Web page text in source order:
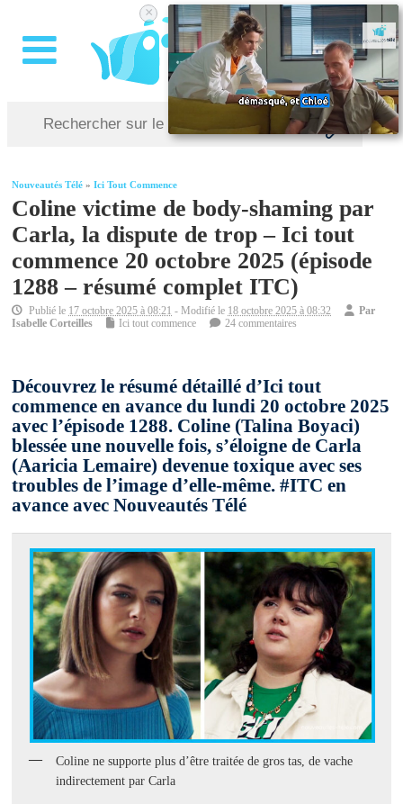
Nouveautés Télé »Ici Tout Commence
Coline victime de body-shaming par
Carla, la dispute de trop – Ici tout
commence 20 octobre 2025 (épisode
1288 – résumé complet ITC)
Publié le 17 octobre 2025 à 08:21 - Modifié le 18 octobre 2025 à 08:32
Par
Isabelle Corteilles
Ici tout commence 24 commentaires
Découvrez le résumé détaillé d’Ici tout
commence en avance du lundi 20 octobre 2025
avec l’épisode 1288. Coline (Talina Boyaci)
blessée une nouvelle fois, s’éloigne de Carla
(Aaricia Lemaire) devenue toxique avec ses
troubles de l’image d’elle-même. #ITC en
avance avec Nouveautés Télé
Coline ne supporte plus d’être traitée de gros tas, de vache
indirectement par Carla
×